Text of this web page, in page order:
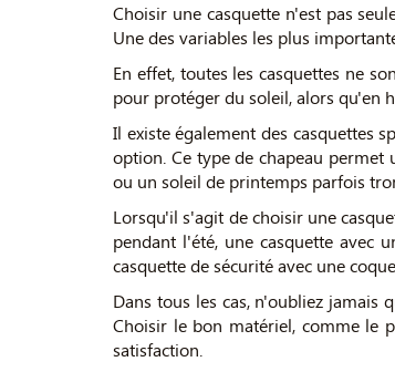
Choisir une casquette n'est pas
Une des variables les plus
En effet, toutes les casquettes ne
pour protéger du soleil, alors qu'en
Il existe également des casquettes
option. Ce type de chapeau
ou un soleil de printemps parfois
Lorsqu'il s'agit de choisir une
pendant l'été, une casquette avec
casquette de sécurité avec une
Dans tous les cas, n'oubliez jamais
Choisir le bon matériel, comme le
satisfaction.